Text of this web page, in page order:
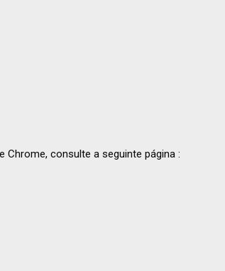
consulte a seguinte página :